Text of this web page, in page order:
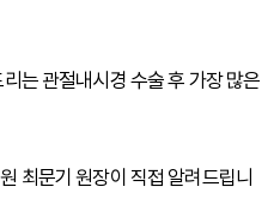
는 관절내시경 수술 후 가장 많은
최문기 원장이 직접 알려드립니